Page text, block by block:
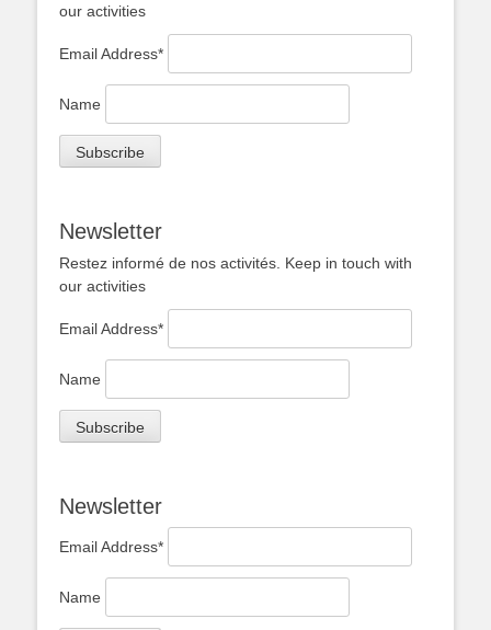
our activities
Email Address*
Name
Newsletter
Restez informé de nos activités. Keep in touch with
our activities
Email Address*
Name
Newsletter
Email Address*
Name